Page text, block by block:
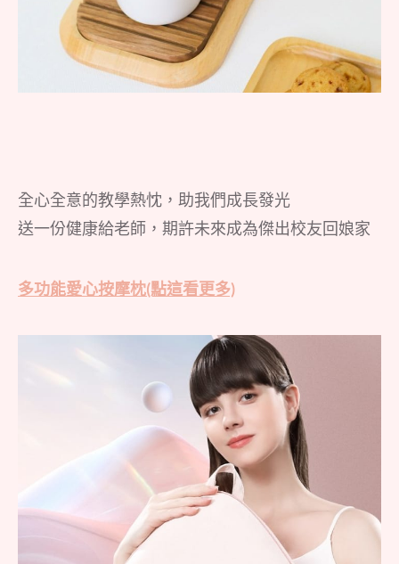
全心全意的教學熱忱，助我們成長發光
送一份健康給老師，期許未來成為傑出校友回娘家
多功能愛心按摩枕(點這看更多)